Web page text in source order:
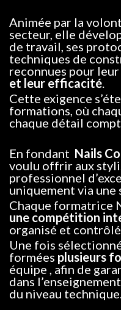
Animée par la
secteur, elle
de travail, ses
techniques de
reconnues pour leur
et leur efficacité.
Cette exigence
formations, où
chaque détail
En fondant Nails
voulu offrir aux
professionnel
uniquement via
Chaque formatrice
une compétition
organisé et
Une fois
formées plusieurs
équipe , afin de
dans
du niveau